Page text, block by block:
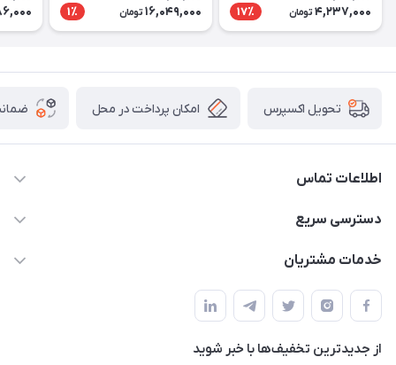
4,237,000 تومان 17٪ 16,049,000 تومان 1٪
تحویل اکسپرس امکان پرداخت در محل
اطلاعات تماس
09398557137
سمت چپ (فروشگاه صوتی عباسی) - "تحویل حضوری فقط با
هماهنگی"
دسترسی سریع
لیست محصولات
حساب کاربری
تماس با ما
خدمات مشتریان
راهنما
پرسش های شما
شرایط و ضوابط گارانتی
از جدید‌ترین تخفیف‌ها با‌ خبر شوید